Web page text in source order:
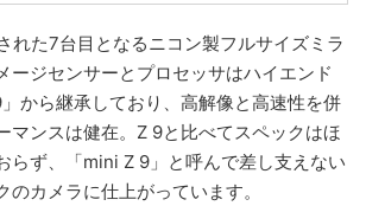
れた7台目となるニコン製フルサイズミラ
ージセンサーとプロセッサはハイエンド
から継承しており、高解像と高速性を併
マンスは健在。Z 9と比べてスペックはほ
らず、「mini Z 9」と呼んで差し支えない
のカメラに仕上がっています。